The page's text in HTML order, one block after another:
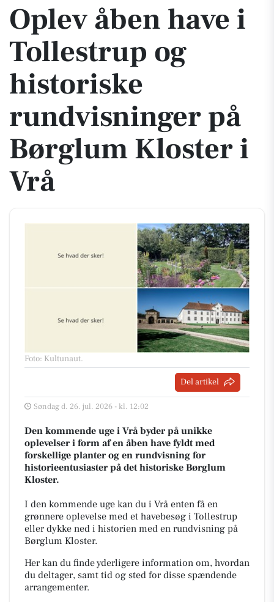
Oplev åben have i
Tollestrup og
historiske
rundvisninger på
Børglum Kloster i
Vrå
Foto: Kultunaut.
Del artikel
Søndag d. 26. jul. 2026 - kl. 12:02
Den kommende uge i Vrå byder på unikke
oplevelser i form af en åben have fyldt med
forskellige planter og en rundvisning for
historieentusiaster på det historiske Børglum
Kloster.
I den kommende uge kan du i Vrå enten få en
grønnere oplevelse med et havebesøg i Tollestrup
eller dykke ned i historien med en rundvisning på
Børglum Kloster.
Her kan du finde yderligere information om, hvordan
du deltager, samt tid og sted for disse spændende
arrangementer.